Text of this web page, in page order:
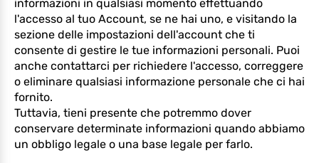
informazioni in qualsiasi momento effettuando
l'accesso al tuo Account, se ne hai uno, e visitando la
sezione delle impostazioni dell'account che ti
consente di gestire le tue informazioni personali. Puoi
anche contattarci per richiedere l'accesso, correggere
o eliminare qualsiasi informazione personale che ci hai
fornito.
Tuttavia, tieni presente che potremmo dover
conservare determinate informazioni quando abbiamo
un obbligo legale o una base legale per farlo.